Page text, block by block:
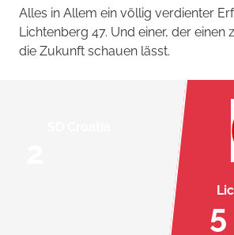
Alles in Allem ein völlig verdienter
Lichtenberg 47. Und einer, der einen
die Zukunft schauen lässt.
5